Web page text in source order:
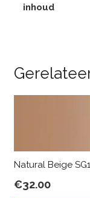
inhoud
Natural Beige
€32.00